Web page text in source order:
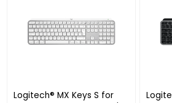
Logitech® MX Keys S for